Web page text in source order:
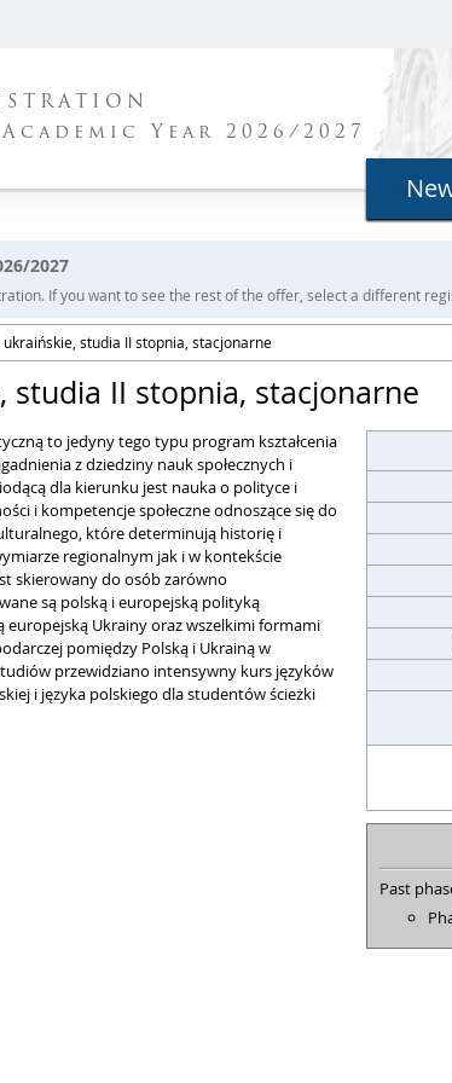
Academic Year 2026/2027
2027
If you want to see the rest of the offer, select a different
ukraińskie, studia II stopnia, stacjonarne
studia II stopnia, stacjonarne
Past
to jedyny tego typu program kształcenia
z dziedziny nauk społecznych i
dla kierunku jest nauka o polityce i
i kompetencje społeczne odnoszące się do
które determinują historię i
regionalnym jak i w kontekście
skierowany do osób zarówno
są polską i europejską polityką
europejską Ukrainy oraz wszelkimi formami
pomiędzy Polską i Ukrainą w
przewidziano intensywny kurs języków
i języka polskiego dla studentów ścieżki